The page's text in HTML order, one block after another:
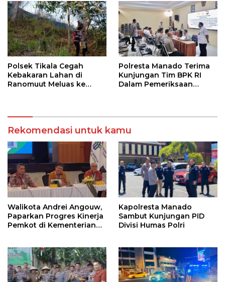
Polsek Tikala Cegah
Kebakaran Lahan di
Ranomuut Meluas ke
Polresta Manado Terima
Kunjungan Tim BPK RI
Dalam Pemeriksaan
Laporan Kamtibmas
Rekomendasi untuk kamu
Walikota Andrei Angouw,
Paparkan Progres Kinerja
Pemkot di Kementerian
Kapolresta Manado
Sambut Kunjungan PID
Divisi Humas Polri